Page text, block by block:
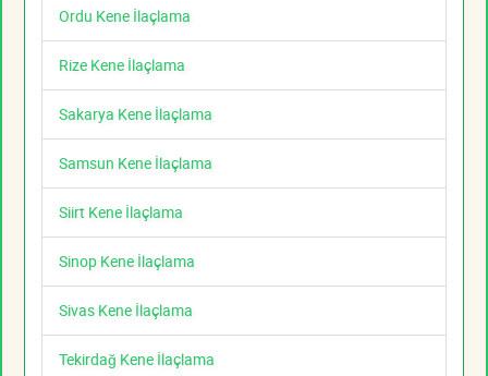
Ordu Kene İlaçlama
Rize Kene İlaçlama
Sakarya Kene İlaçlama
Samsun Kene İlaçlama
Siirt Kene İlaçlama
Sinop Kene İlaçlama
Sivas Kene İlaçlama
Tekirdağ Kene İlaçlama